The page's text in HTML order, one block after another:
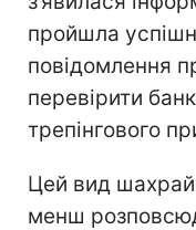
пройшла
повідомлення
перевірити
трепінгового
Цей вид
менш